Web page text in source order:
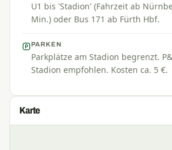
U1 bis 'Stadion' (Fahrzeit ab
Min.) oder Bus 171 ab Fürth Hbf.
PARKEN
Parkplätze am Stadion begrenzt.
Stadion empfohlen. Kosten ca. 5 €.
Karte